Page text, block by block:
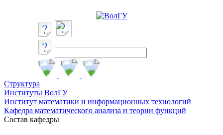
Структура
Институты ВолГУ
Институт математики и информационных технологий
Кафедра математического анализа и теории функций
Состав кафедры